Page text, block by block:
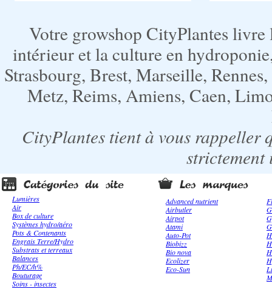
Votre growshop CityPlantes
intérieur et la culture en
Strasbourg, Brest, Marseille,
Metz, Reims, Amiens, Caen,
CityPlantes tient à vous rappeller
strictement
Lumières
Air
Box de culture
Systèmes hydro/aéro
Pots & Contenants
Engrais Terre/Hydro
Substrats et terreaux
Balances
Ph/EC/h%
Bouturage
Soins - insectes
Advanced nutrient
Airbutler
Airpot
Atami
Auto-Pot
Biobizz
Bio nova
Ecolizer
Eco-Sun